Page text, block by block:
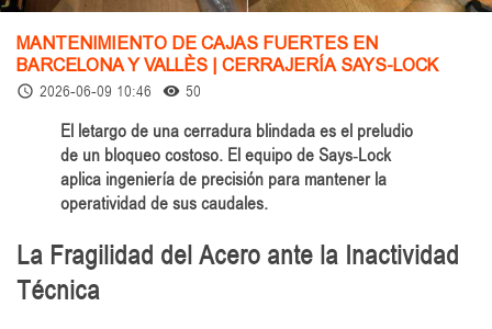
MANTENIMIENTO DE CAJAS FUERTES EN
BARCELONA Y VALLÈS | CERRAJERÍA SAYS-LOCK
access_time 2026-06-09 10:46 remove_red_eye 50
El letargo de una cerradura blindada es el preludio
de un bloqueo costoso. El equipo de Says-Lock
aplica ingeniería de precisión para mantener la
operatividad de sus caudales.
La Fragilidad del Acero ante la Inactividad
Técnica